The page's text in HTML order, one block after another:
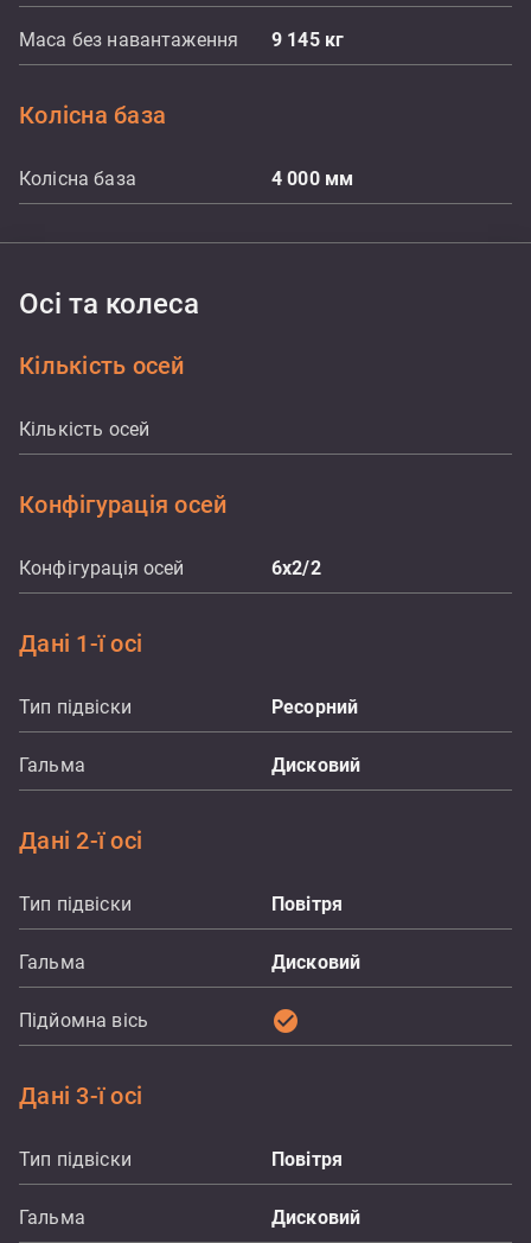
Маса без навантаження 9 145 кг
Колісна база
Колісна база 4 000 мм
Осі та колеса
Кількість осей
Кількість осей
Конфігурація осей
Конфігурація осей 6x2/2
Дані 1-ї осі
Тип підвіски Ресорний
Гальма Дисковий
Дані 2-ї осі
Тип підвіски Повітря
Гальма Дисковий
Підйомна вісь check_circle
Дані 3-ї осі
Тип підвіски Повітря
Гальма Дисковий